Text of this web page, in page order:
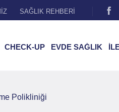
SAĞLIK REHBERİ
CHECK-UP EVDE SAĞLIK
Polikliniği